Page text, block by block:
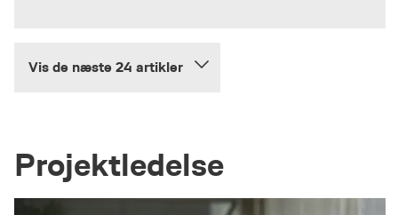
Vis de næste 24 artikler
Projektledelse